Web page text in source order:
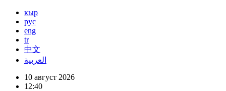
кыр
рус
eng
tr
中文
العربية
10 август 2026
12:40